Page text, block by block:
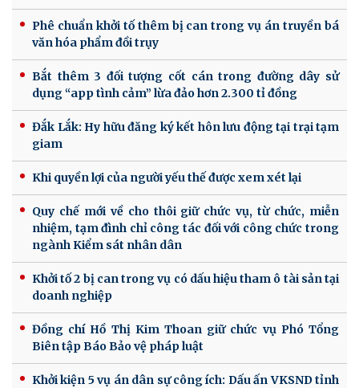
Phê chuẩn khởi tố thêm bị can trong vụ án truyền bá
văn hóa phẩm đồi trụy
Bắt thêm 3 đối tượng cốt cán trong đường dây sử
dụng “app tình cảm” lừa đảo hơn 2.300 tỉ đồng
Đắk Lắk: Hy hữu đăng ký kết hôn lưu động tại trại tạm
giam
Khi quyền lợi của người yếu thế được xem xét lại
Quy chế mới về cho thôi giữ chức vụ, từ chức, miễn
nhiệm, tạm đình chỉ công tác đối với công chức trong
ngành Kiểm sát nhân dân
Khởi tố 2 bị can trong vụ có dấu hiệu tham ô tài sản tại
doanh nghiệp
Đồng chí Hồ Thị Kim Thoan giữ chức vụ Phó Tổng
Biên tập Báo Bảo vệ pháp luật
Khởi kiện 5 vụ án dân sự công ích: Dấu ấn VKSND tỉnh